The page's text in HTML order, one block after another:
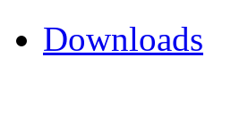
Downloads